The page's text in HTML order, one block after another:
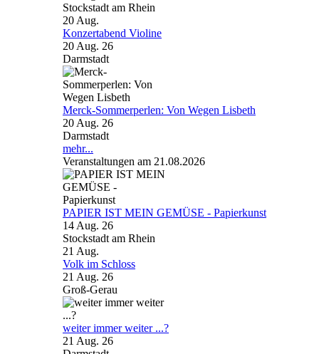
Stockstadt am Rhein
20 Aug.
Konzertabend Violine
20 Aug. 26
Darmstadt
Merck-Sommerperlen: Von Wegen Lisbeth
20 Aug. 26
Darmstadt
mehr...
Veranstaltungen am 21.08.2026
PAPIER IST MEIN GEMÜSE - Papierkunst
14 Aug. 26
Stockstadt am Rhein
21 Aug.
Volk im Schloss
21 Aug. 26
Groß-Gerau
weiter immer weiter ...?
21 Aug. 26